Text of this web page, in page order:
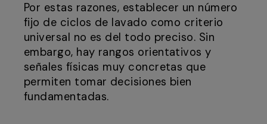
Por estas razones, establecer un número
fijo de ciclos de lavado como criterio
universal no es del todo preciso. Sin
embargo, hay rangos orientativos y
señales físicas muy concretas que
permiten tomar decisiones bien
fundamentadas.